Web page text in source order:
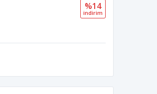
%14
i̇ndi̇ri̇m